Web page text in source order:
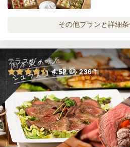
オードブル
12,000円
オードブル
熟成黒毛和
オードブル
熟成した黒
オードブル
その他プランと詳細
テラスヴィーノ
4.52
236件